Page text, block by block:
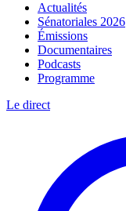
Actualités
Sénatoriales 2026
Émissions
Documentaires
Podcasts
Programme
Le direct